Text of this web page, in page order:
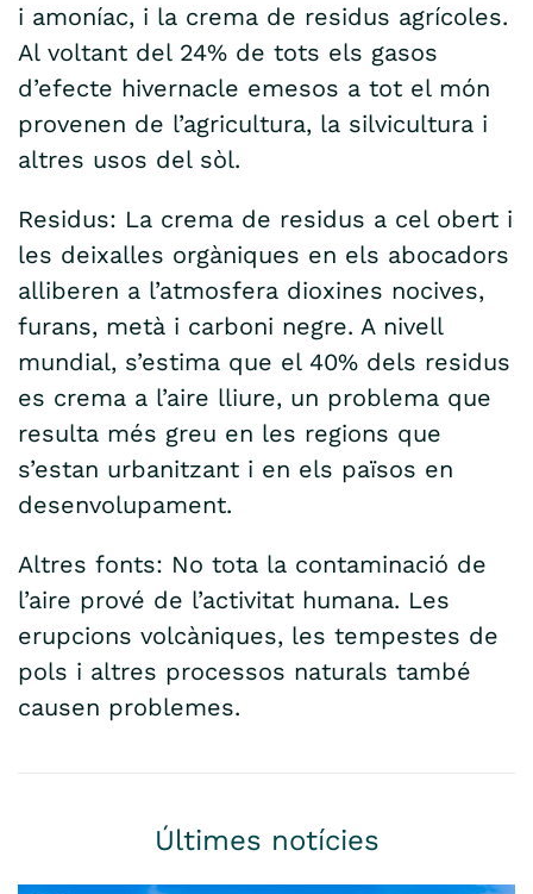
i amoníac, i la crema de residus agrícoles.
Al voltant del 24% de tots els gasos
d’efecte hivernacle emesos a tot el món
provenen de l’agricultura, la silvicultura i
altres usos del sòl.
Residus: La crema de residus a cel obert i
les deixalles orgàniques en els abocadors
alliberen a l’atmosfera dioxines nocives,
furans, metà i carboni negre. A nivell
mundial, s’estima que el 40% dels residus
es crema a l’aire lliure, un problema que
resulta més greu en les regions que
s’estan urbanitzant i en els països en
desenvolupament.
Altres fonts: No tota la contaminació de
l’aire prové de l’activitat humana. Les
erupcions volcàniques, les tempestes de
pols i altres processos naturals també
causen problemes.
Últimes notícies